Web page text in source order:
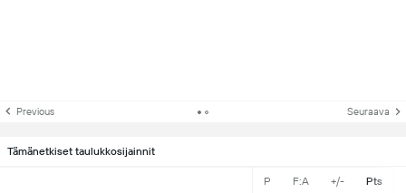
Previous Seuraava
Tämänetkiset taulukkosijainnit
P F:A +/- Pts